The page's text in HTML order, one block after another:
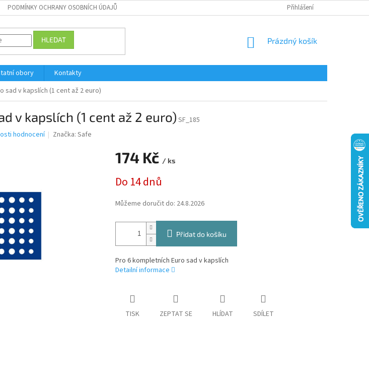
PODMÍNKY OCHRANY OSOBNÍCH ÚDAJŮ Přihlášení
HLEDAT
NÁKUPNÍ
Prázdný košík
obory
Kontakty
sad v kapslích (1 cent až 2 euro)
v kapslích (1 cent až 2 euro) SF_185
hodnocení Značka:Safe
174 Kč / ks
cena:
Do 14 dnů
Můžeme doručit do: 24.8.2026
Přidat do košíku
Pro 6 kompletních Euro sad v kapslích
Detailní informace
TISK ZEPTAT SE HLÍDAT SDÍLET